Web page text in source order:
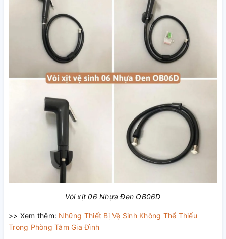
Vòi xịt 06 Nhựa Đen OB06D
>> Xem thêm: Những Thiết Bị Vệ Sinh Không Thể Thiếu
Trong Phòng Tắm Gia Đình